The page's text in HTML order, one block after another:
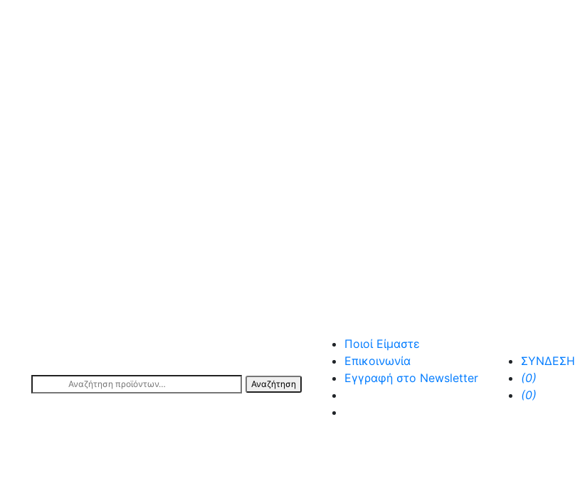
Αναζήτηση
Αναζήτηση
Ποιοί Είμαστε
Επικοινωνία
Εγγραφή στο Newsletter
ΣΥΝΔΕΣΗ
(0)
(0)